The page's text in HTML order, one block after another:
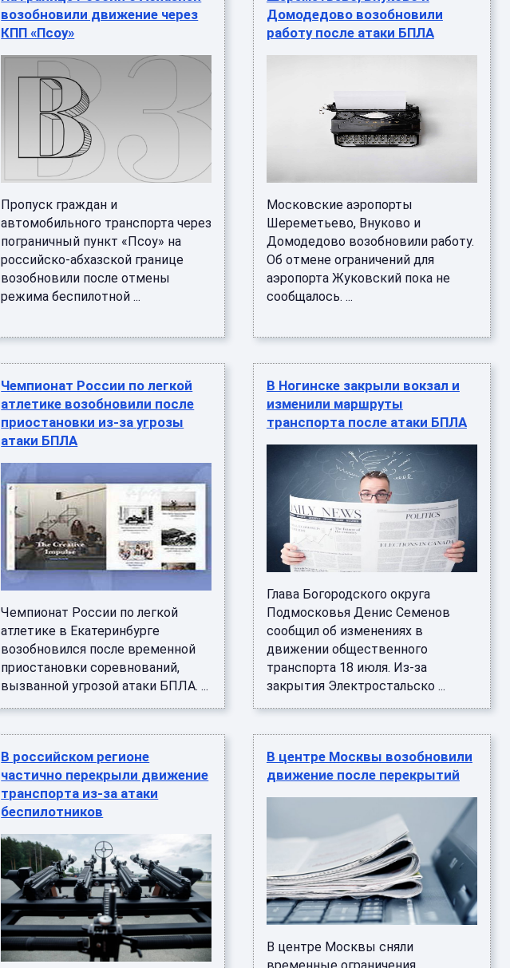
возобновили движение через
КПП «Псоу»
Пропуск граждан и
автомобильного транспорта через
пограничный пункт «Псоу» на
российско-абхазской границе
возобновили после отмены
режима беспилотной ...
Домодедово возобновили
работу после атаки БПЛА
Московские аэропорты
Шереметьево, Внуково и
Домодедово возобновили работу.
Об отмене ограничений для
аэропорта Жуковский пока не
сообщалось. ...
Чемпионат России по легкой
атлетике возобновили после
приостановки из-за угрозы
атаки БПЛА
Чемпионат России по легкой
атлетике в Екатеринбурге
возобновился после временной
приостановки соревнований,
вызванной угрозой атаки БПЛА. ...
В Ногинске закрыли вокзал и
изменили маршруты
транспорта после атаки БПЛА
Глава Богородского округа
Подмосковья Денис Семенов
сообщил об изменениях в
движении общественного
транспорта 18 июля. Из-за
закрытия Электростальско ...
В российском регионе
частично перекрыли движение
транспорта из-за атаки
беспилотников
В центре Москвы возобновили
движение после перекрытий
В центре Москвы сняли